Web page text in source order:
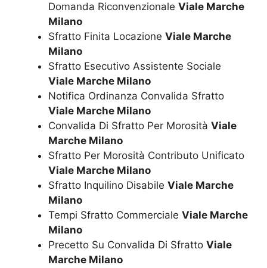
Domanda Riconvenzionale Viale Marche
Milano
Sfratto Finita Locazione Viale Marche
Milano
Sfratto Esecutivo Assistente Sociale
Viale Marche Milano
Notifica Ordinanza Convalida Sfratto
Viale Marche Milano
Convalida Di Sfratto Per Morosità Viale
Marche Milano
Sfratto Per Morosità Contributo Unificato
Viale Marche Milano
Sfratto Inquilino Disabile Viale Marche
Milano
Tempi Sfratto Commerciale Viale Marche
Milano
Precetto Su Convalida Di Sfratto Viale
Marche Milano